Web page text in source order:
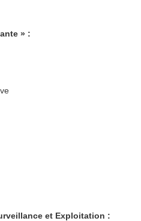
» :
et Exploitation :